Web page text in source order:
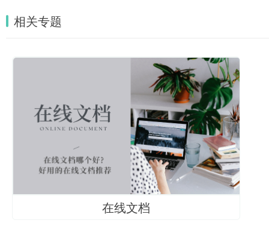
相关专题
在线文档